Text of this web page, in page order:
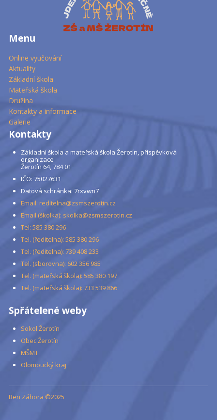
Menu
Online vyučování
Aktuality
Základní škola
Mateřská škola
Družina
Kontakty a informace
Galerie
Kontakty
Základní škola a mateřská škola Žerotín, příspěvková
organizace
Žerotín 64, 784 01
IČO: 75027631
Datová schránka: 7rxvwn7
Email: reditelna@zsmszerotin.cz
Email (školka): skolka@zsmszerotin.cz
Tel: 585 380 296
Tel. (ředitelna): 585 380 296
Tel. (ředitelna): 739 408 233
Tel. (sborovna): 602 356 985
Tel. (mateřská škola): 585 380 197
Tel. (mateřská škola): 733 539 866
Spřátelené weby
Sokol Žerotín
Obec Žerotín
MŠMT
Olomoucký kraj
Ben Záhora ©2025